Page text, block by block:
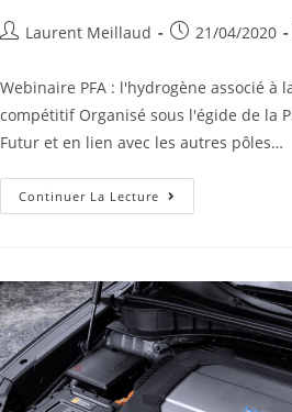
Laurent Meillaud 21/04/2020
Webinaire PFA : l'hydrogène associé à
compétitif Organisé sous l'égide de la
Futur et en lien avec les autres pôles…
Continuer La Lecture